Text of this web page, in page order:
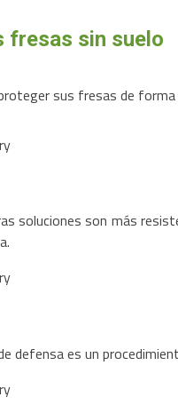
fresas sin suelo
sus fresas de
soluciones son más
defensa es un